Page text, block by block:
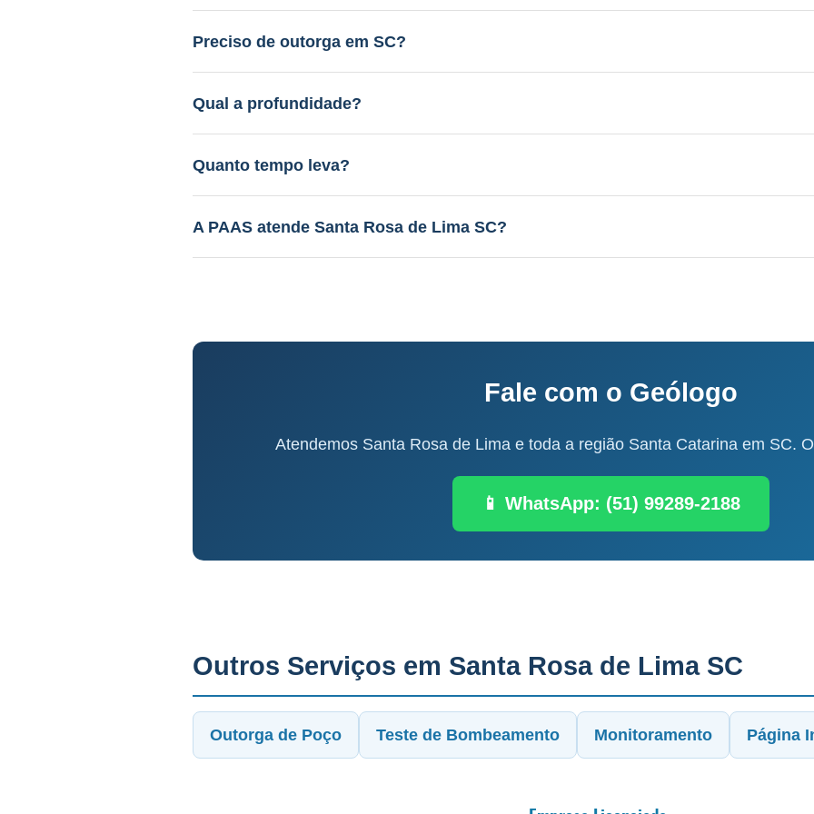
Entre R$ 12.000 a R$ 45.000. Aquífero variável conforme a geologia local,
gratuito.
Preciso de outorga em SC?
Sim. A PAAS cuida de todo o licenciamento junto ao IMA-SC.
Qual a profundidade?
40 a 150m em aquífero variável conforme a geologia local, vazão de 3 a 30 m³/h.
Quanto tempo leva?
Perfuração: 3-15 dias. Processo completo: 60-120 dias.
A PAAS atende Santa Rosa de Lima SC?
Sim! Desde 1985, com geólogo e equipe própria.
Fale com o Geólogo
Atendemos Santa Rosa de Lima e toda a região Santa Catarina em SC.
📱 WhatsApp: (51) 99289-2188
Outros Serviços em Santa Rosa de Lima SC
Outorga de Poço Teste de Bombeamento Monitoramento Página